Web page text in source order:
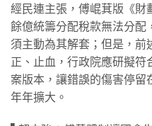
經民連主張，傅崐萁版《財
餘億統籌分配稅款無法分配
須主動為其解套；但是，前
正、止血，行政院應研擬符
案版本，讓錯誤的傷害停留
年年擴大。